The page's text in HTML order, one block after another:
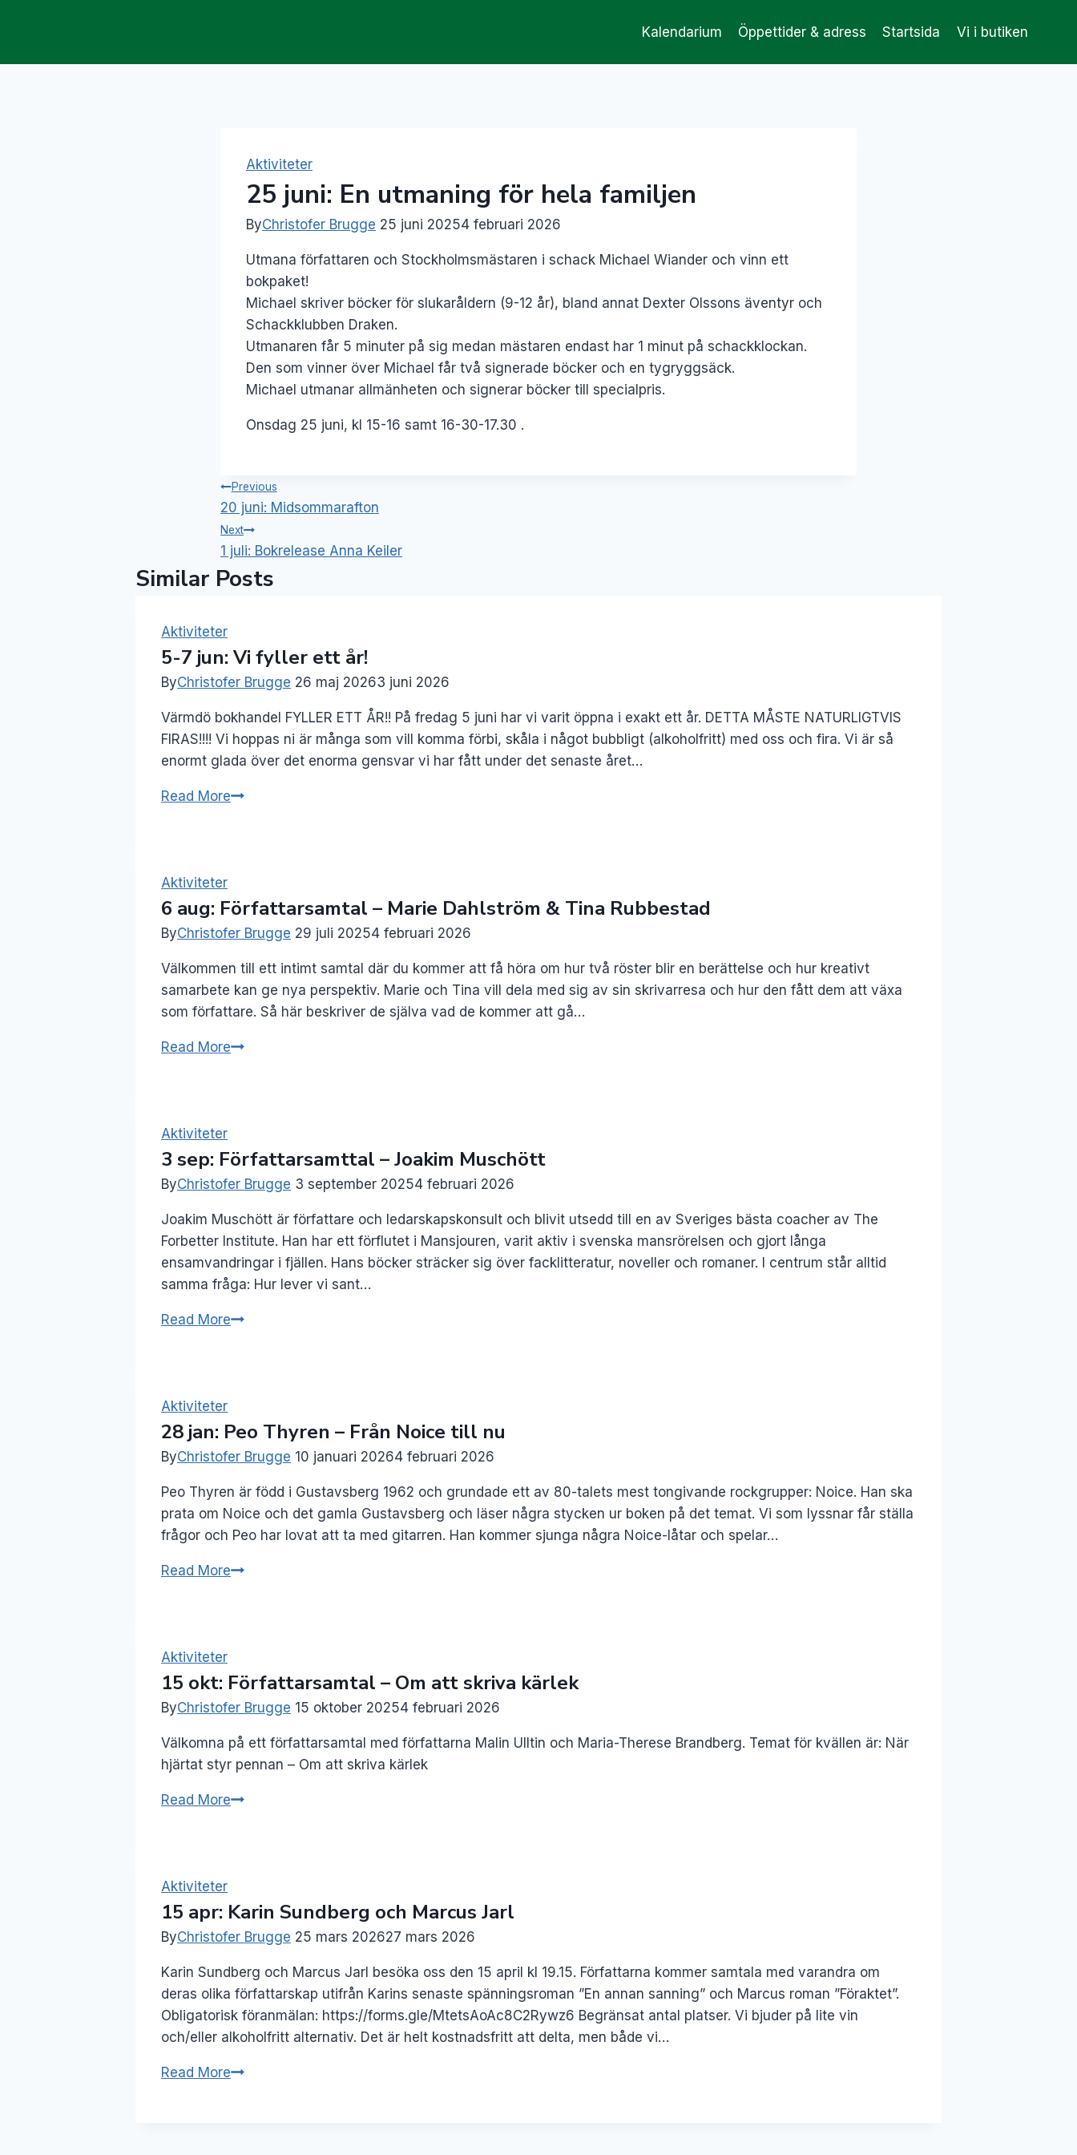
Kalendarium Öppettider & adress Startsida Vi i butiken
Aktiviteter
25 juni: En utmaning för hela familjen
ByChristofer Brugge 25 juni 20254 februari 2026
Utmana författaren och Stockholmsmästaren i schack Michael Wiander och vinn ett
bokpaket!
Michael skriver böcker för slukaråldern (9-12 år), bland annat Dexter Olssons äventyr och
Schackklubben Draken.
Utmanaren får 5 minuter på sig medan mästaren endast har 1 minut på schackklockan.
Den som vinner över Michael får två signerade böcker och en tygryggsäck.
Michael utmanar allmänheten och signerar böcker till specialpris.
Onsdag 25 juni, kl 15-16 samt 16-30-17.30 .
Inläggsnavigering
Previous
20 juni: Midsommarafton
Next
1 juli: Bokrelease Anna Keiler
Similar Posts
Aktiviteter
5-7 jun: Vi fyller ett år!
ByChristofer Brugge 26 maj 20263 juni 2026
Värmdö bokhandel FYLLER ETT ÅR!! På fredag 5 juni har vi varit öppna i exakt ett år. DETTA MÅSTE NATURLIGTVIS
FIRAS!!!! Vi hoppas ni är många som vill komma förbi, skåla i något bubbligt (alkoholfritt) med oss och fira. Vi är så
enormt glada över det enorma gensvar vi har fått under det senaste året…
Read More5-
ett
år!
Aktiviteter
6 aug: Författarsamtal – Marie Dahlström & Tina Rubbestad
ByChristofer Brugge 29 juli 20254 februari 2026
Välkommen till ett intimt samtal där du kommer att få höra om hur två röster blir en berättelse och hur kreativt
samarbete kan ge nya perspektiv. Marie och Tina vill dela med sig av sin skrivarresa och hur den fått dem att växa
som författare. Så här beskriver de själva vad de kommer att gå…
Read More6
Dahlström
Rubbestad
Aktiviteter
3 sep: Författarsamttal – Joakim Muschött
ByChristofer Brugge 3 september 20254 februari 2026
Joakim Muschött är författare och ledarskapskonsult och blivit utsedd till en av Sveriges bästa coacher av The
Forbetter Institute. Han har ett förflutet i Mansjouren, varit aktiv i svenska mansrörelsen och gjort långa
ensamvandringar i fjällen. Hans böcker sträcker sig över facklitteratur, noveller och romaner. I centrum står alltid
samma fråga: Hur lever vi sant…
Read More3
Muschött
Aktiviteter
28 jan: Peo Thyren – Från Noice till nu
ByChristofer Brugge 10 januari 20264 februari 2026
Peo Thyren är född i Gustavsberg 1962 och grundade ett av 80-talets mest tongivande rockgrupper: Noice. Han ska
prata om Noice och det gamla Gustavsberg och läser några stycken ur boken på det temat. Vi som lyssnar får ställa
frågor och Peo har lovat att ta med gitarren. Han kommer sjunga några Noice-låtar och spelar…
Read More28
Från
Noice
nu
Aktiviteter
15 okt: Författarsamtal – Om att skriva kärlek
ByChristofer Brugge 15 oktober 20254 februari 2026
Välkomna på ett författarsamtal med författarna Malin Ulltin och Maria-Therese Brandberg. Temat för kvällen är: När
hjärtat styr pennan – Om att skriva kärlek
Read More15
att
skriva
Aktiviteter
15 apr: Karin Sundberg och Marcus Jarl
ByChristofer Brugge 25 mars 202627 mars 2026
Karin Sundberg och Marcus Jarl besöka oss den 15 april kl 19.15. Författarna kommer samtala med varandra om
deras olika författarskap utifrån Karins senaste spänningsroman ”En annan sanning” och Marcus roman ”Föraktet”.
Obligatorisk föranmälan: https://forms.gle/MtetsAoAc8C2Rywz6 Begränsat antal platser. Vi bjuder på lite vin
och/eller alkoholfritt alternativ. Det är helt kostnadsfritt att delta, men både vi…
Read More15